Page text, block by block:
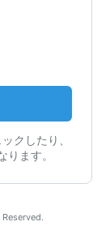
クしたり、
ます。